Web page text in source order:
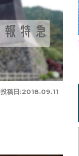
投稿日:2018.09.11